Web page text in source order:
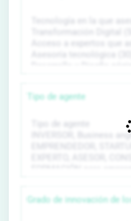
Tipo de agente
Grado de innovación de